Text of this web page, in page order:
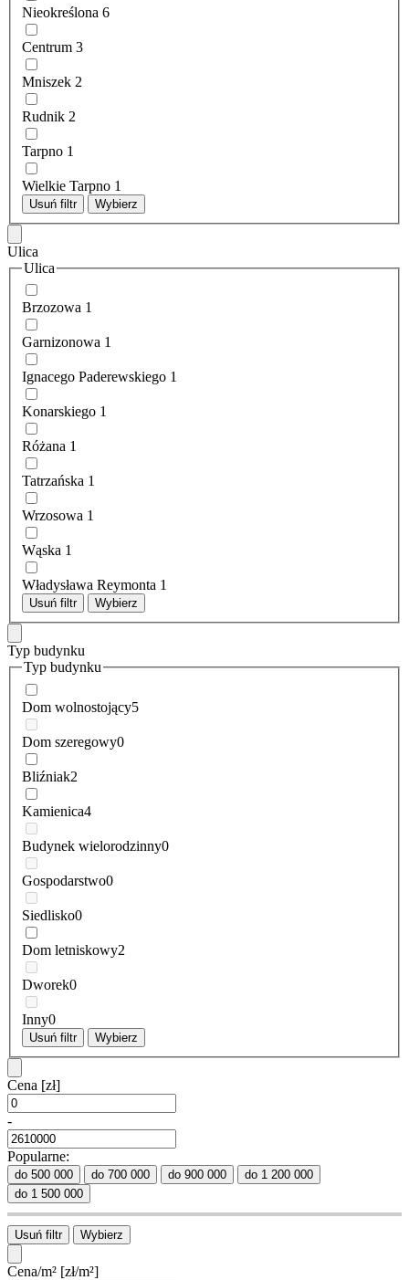
Nieokreślona 6
Centrum 3
Mniszek 2
Rudnik 2
Tarpno 1
Wielkie Tarpno 1
Usuń filtr Wybierz
Ulica
Ulica
Brzozowa 1
Garnizonowa 1
Ignacego Paderewskiego 1
Konarskiego 1
Różana 1
Tatrzańska 1
Wrzosowa 1
Wąska 1
Władysława Reymonta 1
Usuń filtr Wybierz
Typ budynku
Typ budynku
Dom wolnostojący5
Dom szeregowy0
Bliźniak2
Kamienica4
Budynek wielorodzinny0
Gospodarstwo0
Siedlisko0
Dom letniskowy2
Dworek0
Inny0
Usuń filtr Wybierz
Cena [zł]
-
Popularne:
do 500 000 do 700 000 do 900 000
do 1 200 000
do 1 500 000
Usuń filtr Wybierz
Cena/m² [zł/m²]